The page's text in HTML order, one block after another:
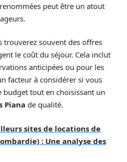
peut être un atout
trouverez souvent des offres
le coût du séjour. Cela inclut
anticipées ou pour les
facteur à considérer si vous
tout en choisissant un
Piana de qualité.
sites de locations de
: Une analyse des